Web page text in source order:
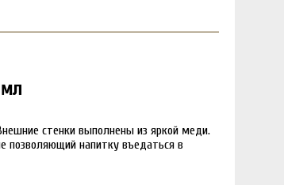
стенки выполнены из яркой меди.
позволяющий напитку въедаться в